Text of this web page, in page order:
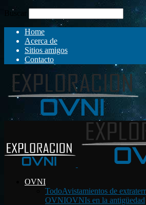
Buscar
Home
Acerca de
Sitios amigos
Contacto
OVNI
TodoAvistamientos de
OVNIOVNIs en la antigüedad